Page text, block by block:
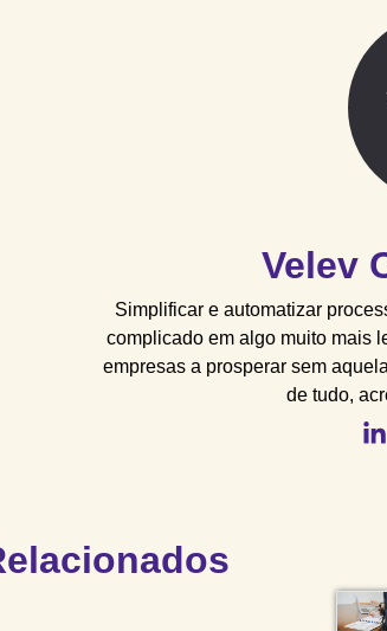
Velev
Simplificar e automatizar
complicado em algo muito mais
empresas a prosperar sem
de tudo,